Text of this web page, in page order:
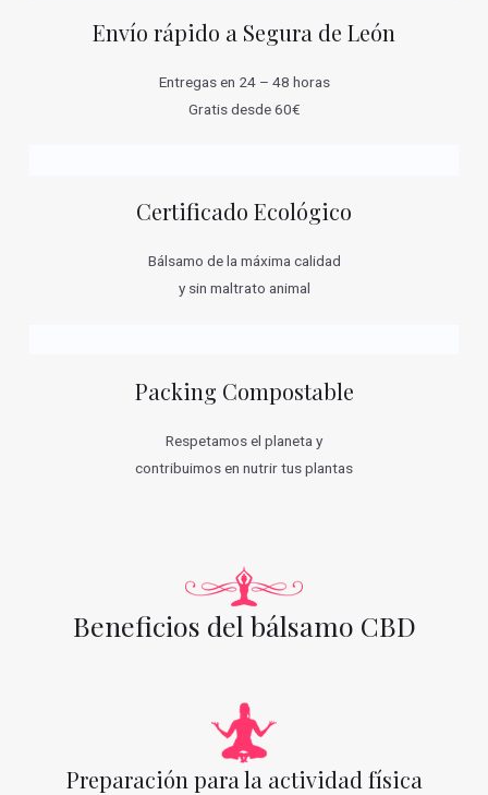
Envío rápido a Segura de León
Entregas en 24 – 48 horas
Gratis desde 60€
Certificado Ecológico
Bálsamo de la máxima calidad
y sin maltrato animal
Packing Compostable
Respetamos el planeta y
contribuimos en nutrir tus plantas
Beneficios del bálsamo CBD
Preparación para la actividad física